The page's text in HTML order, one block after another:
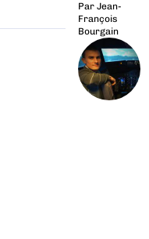
Par Jean-
François
Bourgain